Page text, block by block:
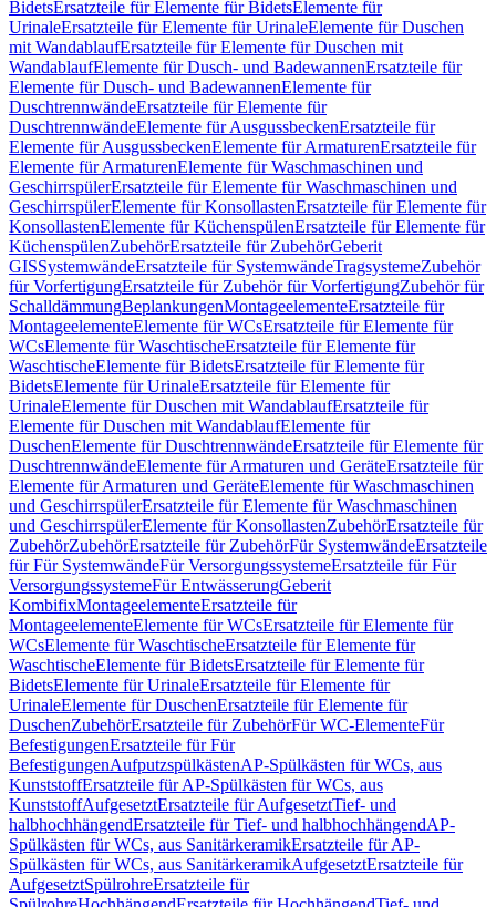
BidetsErsatzteile für Elemente für BidetsElemente für
UrinaleErsatzteile für Elemente für UrinaleElemente für Duschen
mit WandablaufErsatzteile für Elemente für Duschen mit
WandablaufElemente für Dusch- und BadewannenErsatzteile für
Elemente für Dusch- und BadewannenElemente für
DuschtrennwändeErsatzteile für Elemente für
DuschtrennwändeElemente für AusgussbeckenErsatzteile für
Elemente für AusgussbeckenElemente für ArmaturenErsatzteile für
Elemente für ArmaturenElemente für Waschmaschinen und
GeschirrspülerErsatzteile für Elemente für Waschmaschinen und
GeschirrspülerElemente für KonsollastenErsatzteile für Elemente für
KonsollastenElemente für KüchenspülenErsatzteile für Elemente für
KüchenspülenZubehörErsatzteile für ZubehörGeberit
GISSystemwändeErsatzteile für SystemwändeTragsystemeZubehör
für VorfertigungErsatzteile für Zubehör für VorfertigungZubehör für
SchalldämmungBeplankungenMontageelementeErsatzteile für
MontageelementeElemente für WCsErsatzteile für Elemente für
WCsElemente für WaschtischeErsatzteile für Elemente für
WaschtischeElemente für BidetsErsatzteile für Elemente für
BidetsElemente für UrinaleErsatzteile für Elemente für
UrinaleElemente für Duschen mit WandablaufErsatzteile für
Elemente für Duschen mit WandablaufElemente für
DuschenElemente für DuschtrennwändeErsatzteile für Elemente für
DuschtrennwändeElemente für Armaturen und GeräteErsatzteile für
Elemente für Armaturen und GeräteElemente für Waschmaschinen
und GeschirrspülerErsatzteile für Elemente für Waschmaschinen
und GeschirrspülerElemente für KonsollastenZubehörErsatzteile für
ZubehörZubehörErsatzteile für ZubehörFür SystemwändeErsatzteile
für Für SystemwändeFür VersorgungssystemeErsatzteile für Für
VersorgungssystemeFür EntwässerungGeberit
KombifixMontageelementeErsatzteile für
MontageelementeElemente für WCsErsatzteile für Elemente für
WCsElemente für WaschtischeErsatzteile für Elemente für
WaschtischeElemente für BidetsErsatzteile für Elemente für
BidetsElemente für UrinaleErsatzteile für Elemente für
UrinaleElemente für DuschenErsatzteile für Elemente für
DuschenZubehörErsatzteile für ZubehörFür WC-ElementeFür
BefestigungenErsatzteile für Für
BefestigungenAufputzspülkästenAP-Spülkästen für WCs, aus
KunststoffErsatzteile für AP-Spülkästen für WCs, aus
KunststoffAufgesetztErsatzteile für AufgesetztTief- und
halbhochhängendErsatzteile für Tief- und halbhochhängendAP-
Spülkästen für WCs, aus SanitärkeramikErsatzteile für AP-
Spülkästen für WCs, aus SanitärkeramikAufgesetztErsatzteile für
AufgesetztSpülrohreErsatzteile für